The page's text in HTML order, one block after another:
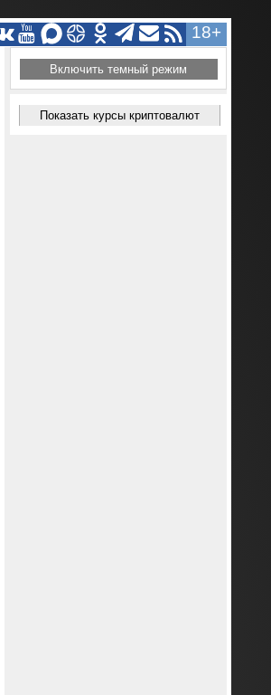
18+
Включить темный режим
Показать курсы криптовалют